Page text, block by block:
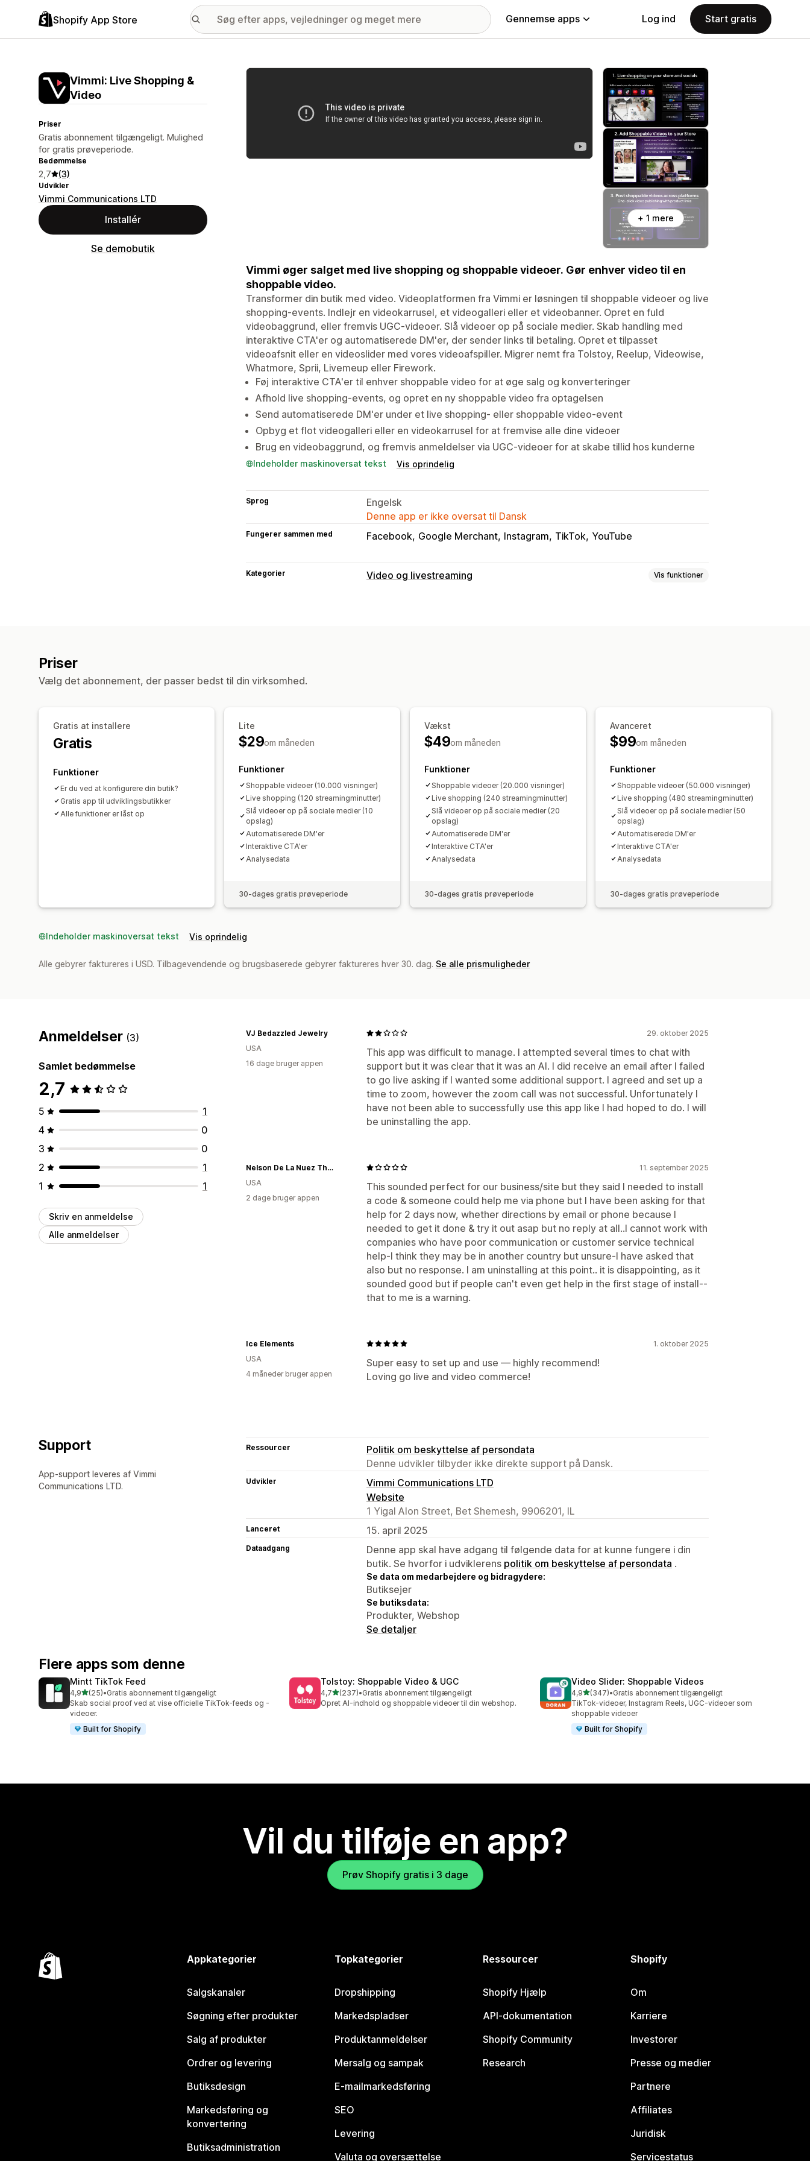
Shopify App Store Gennemse apps Log ind Start gratis
Vimmi: Live Shopping &
Video
Priser
Gratis abonnement tilgængeligt. Mulighed
for gratis prøveperiode.
Bedømmelse
2,7 (3)
Udvikler
Vimmi Communications LTD
Installér
Se demobutik
Galleri med udvalgte billeder
+ 1 mere
Vimmi øger salget med live shopping og shoppable videoer. Gør enhver video til en
shoppable video.
Transformer din butik med video. Videoplatformen fra Vimmi er løsningen til shoppable videoer og live
shopping-events. Indlejr en videokarrusel, et videogalleri eller et videobanner. Opret en fuld
videobaggrund, eller fremvis UGC-videoer. Slå videoer op på sociale medier. Skab handling med
interaktive CTA'er og automatiserede DM'er, der sender links til betaling. Opret et tilpasset
videoafsnit eller en videoslider med vores videoafspiller. Migrer nemt fra Tolstoy, Reelup, Videowise,
Whatmore, Sprii, Livemeup eller Firework.
Føj interaktive CTA'er til enhver shoppable video for at øge salg og konverteringer
Afhold live shopping-events, og opret en ny shoppable video fra optagelsen
Send automatiserede DM'er under et live shopping- eller shoppable video-event
Opbyg et flot videogalleri eller en videokarrusel for at fremvise alle dine videoer
Brug en videobaggrund, og fremvis anmeldelser via UGC-videoer for at skabe tillid hos kunderne
Indeholder maskinoversat tekst Vis oprindelig
Sprog
Engelsk
Denne app er ikke oversat til Dansk
Fungerer sammen med Facebook Google Merchant Instagram TikTok YouTube
Kategorier Video og livestreaming Vis funktioner
Integrerede videoer
Dynamisk på mobil
Priser
Vælg det abonnement, der passer bedst til din virksomhed.
Gratis at installere
Gratis
Funktioner
Er du ved at konfigurere din butik?
Gratis app til udviklingsbutikker
Alle funktioner er låst op
Lite
$29om måneden
Funktioner
Shoppable videoer (10.000 visninger)
Live shopping (120 streamingminutter)
Slå videoer op på sociale medier (10
opslag)
Automatiserede DM'er
Interaktive CTA'er
Analysedata
30-dages gratis prøveperiode
Vækst
$49om måneden
Funktioner
Shoppable videoer (20.000 visninger)
Live shopping (240 streamingminutter)
Slå videoer op på sociale medier (20
opslag)
Automatiserede DM'er
Interaktive CTA'er
Analysedata
30-dages gratis prøveperiode
Avanceret
$99om måneden
Funktioner
Shoppable videoer (50.000 visninger)
Live shopping (480 streamingminutter)
Slå videoer op på sociale medier (50
opslag)
Automatiserede DM'er
Interaktive CTA'er
Analysedata
30-dages gratis prøveperiode
Indeholder maskinoversat tekst Vis oprindelig
Alle gebyrer faktureres i USD. Tilbagevendende og brugsbaserede gebyrer faktureres hver 30. dag. Se alle prismuligheder
Anmeldelser (3)
Samlet bedømmelse
2,7
5
1
4
0
3
0
2
1
1
1
Skriv en anmeldelse
Alle anmeldelser
29. oktober 2025
This app was difficult to manage. I attempted several times to chat with
support but it was clear that it was an AI. I did receive an email after I failed
to go live asking if I wanted some additional support. I agreed and set up a
time to zoom, however the zoom call was not successful. Unfortunately I
have not been able to successfully use this app like I had hoped to do. I will
be uninstalling the app.
VJ Bedazzled Jewelry
USA
16 dage bruger appen
11. september 2025
This sounded perfect for our business/site but they said I needed to install
a code & someone could help me via phone but I have been asking for that
help for 2 days now, whether directions by email or phone because I
needed to get it done & try it out asap but no reply at all..I cannot work with
companies who have poor communication or customer service technical
help-I think they may be in another country but unsure-I have asked that
also but no response. I am uninstalling at this point.. it is disappointing, as it
sounded good but if people can't even get help in the first stage of install--
that to me is a warning.
Nelson De La Nuez The King of Pop Art ® PopLand Studios
USA
2 dage bruger appen
1. oktober 2025
Super easy to set up and use — highly recommend!
Loving go live and video commerce!
Ice Elements
USA
4 måneder bruger appen
Support
App-support leveres af Vimmi
Communications LTD.
Ressourcer
Politik om beskyttelse af persondata
Denne udvikler tilbyder ikke direkte support på Dansk.
Udvikler
Vimmi Communications LTD
Website
1 Yigal Alon Street, Bet Shemesh, 9906201, IL
Lanceret 15. april 2025
Dataadgang
Denne app skal have adgang til følgende data for at kunne fungere i din
butik. Se hvorfor i udviklerens politik om beskyttelse af persondata .
Se data om medarbejdere og bidragydere:
Butiksejer
Se butiksdata:
Produkter, Webshop
Se detaljer
Flere apps som denne
Mintt TikTok Feed
4,9ud af 5 stjerner
(25)
25 anmeldelser i alt
•Gratis abonnement tilgængeligt
Skab social proof ved at vise officielle TikTok-feeds og -
videoer.
Built for Shopify
Tolstoy: Shoppable Video & UGC
4,7ud af 5 stjerner
(237)
237 anmeldelser i alt
•Gratis abonnement tilgængeligt
Opret AI-indhold og shoppable videoer til din webshop.
Video Slider: Shoppable Videos
4,9ud af 5 stjerner
(347)
347 anmeldelser i alt
•Gratis abonnement tilgængeligt
TikTok-videoer, Instagram Reels, UGC-videoer som
shoppable videoer
Built for Shopify
Vil du tilføje en app?
Prøv Shopify gratis i 3 dage
Appkategorier
Salgskanaler
Søgning efter produkter
Salg af produkter
Ordrer og levering
Butiksdesign
Markedsføring og
konvertering
Butiksadministration
Topkategorier
Dropshipping
Markedspladser
Produktanmeldelser
Mersalg og sampak
E-mailmarkedsføring
SEO
Levering
Valuta og oversættelse
Ressourcer
Shopify Hjælp
API-dokumentation
Shopify Community
Research
Shopify
Om
Karriere
Investorer
Presse og medier
Partnere
Affiliates
Juridisk
Servicestatus